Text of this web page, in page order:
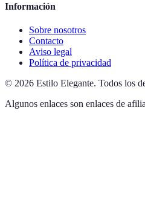
Información
Sobre nosotros
Contacto
Aviso legal
Política de privacidad
© 2026 Estilo Elegante. Todos los
Algunos enlaces son enlaces de